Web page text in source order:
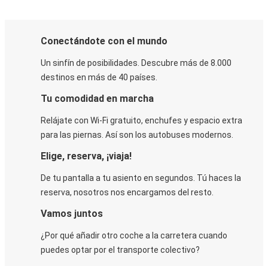
Conectándote con el mundo
Un sinfín de posibilidades. Descubre más de 8.000
destinos en más de 40 países.
Tu comodidad en marcha
Relájate con Wi-Fi gratuito, enchufes y espacio extra
para las piernas. Así son los autobuses modernos.
Elige, reserva, ¡viaja!
De tu pantalla a tu asiento en segundos. Tú haces la
reserva, nosotros nos encargamos del resto.
Vamos juntos
¿Por qué añadir otro coche a la carretera cuando
puedes optar por el transporte colectivo?